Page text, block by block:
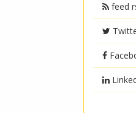
feed